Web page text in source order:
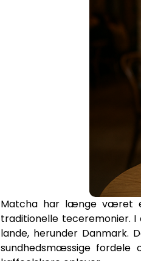
Matcha har længe været
traditionelle teceremonier.
lande, herunder Danmark.
sundhedsmæssige